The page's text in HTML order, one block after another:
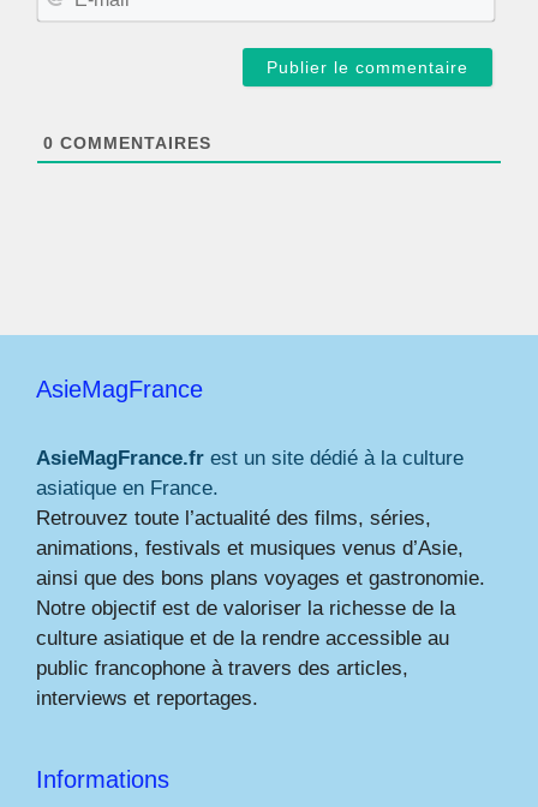
0 COMMENTAIRES
AsieMagFrance
AsieMagFrance.fr est un site dédié à la culture
asiatique en France.
Retrouvez toute l’actualité des films, séries,
animations, festivals et musiques venus d’Asie,
ainsi que des bons plans voyages et gastronomie.
Notre objectif est de valoriser la richesse de la
culture asiatique et de la rendre accessible au
public francophone à travers des articles,
interviews et reportages.
Informations